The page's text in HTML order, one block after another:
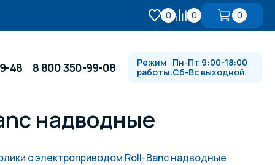
0 0 0
48 8 800 350-99-08
Режим
работы:
Пн-Пт 9:00-18:00
Сб-Вс выходной
надводные
с электроприводом Roll-Banc надводные